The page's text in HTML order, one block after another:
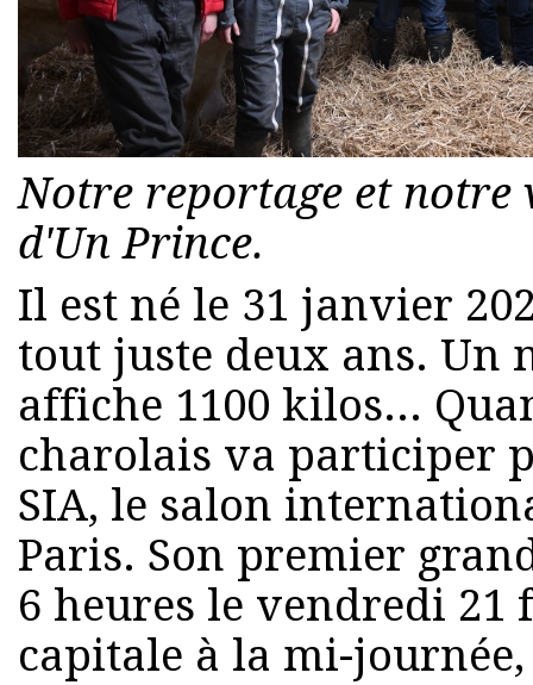
Notre reportage et notre
d'Un Prince.
Il est né le 31 janvier
tout juste deux ans. Un
affiche 1100 kilos...
charolais va participer
SIA, le salon
Paris. Son premier
6 heures le vendredi
capitale à la mi-